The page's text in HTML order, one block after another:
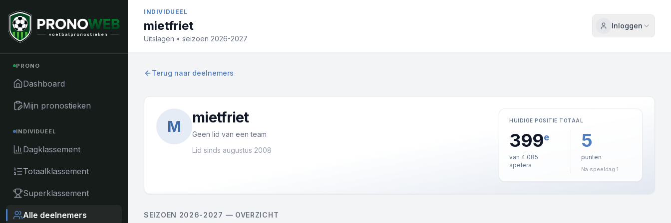
PRONO
Dashboard
Mijn pronostieken
INDIVIDUEEL
Dagklassement
Totaalklassement
Superklassement
Alle deelnemers
INDIVIDUEEL
mietfriet
Uitslagen • seizoen 2026-2027
Inloggen
Terug naar deelnemers
M mietfriet
Geen lid van een team
Lid sinds augustus 2008
HUIDIGE POSITIE TOTAAL
399e
van 4.085
spelers
5
punten
Na speeldag 1
SEIZOEN 2026-2027 — OVERZICHT